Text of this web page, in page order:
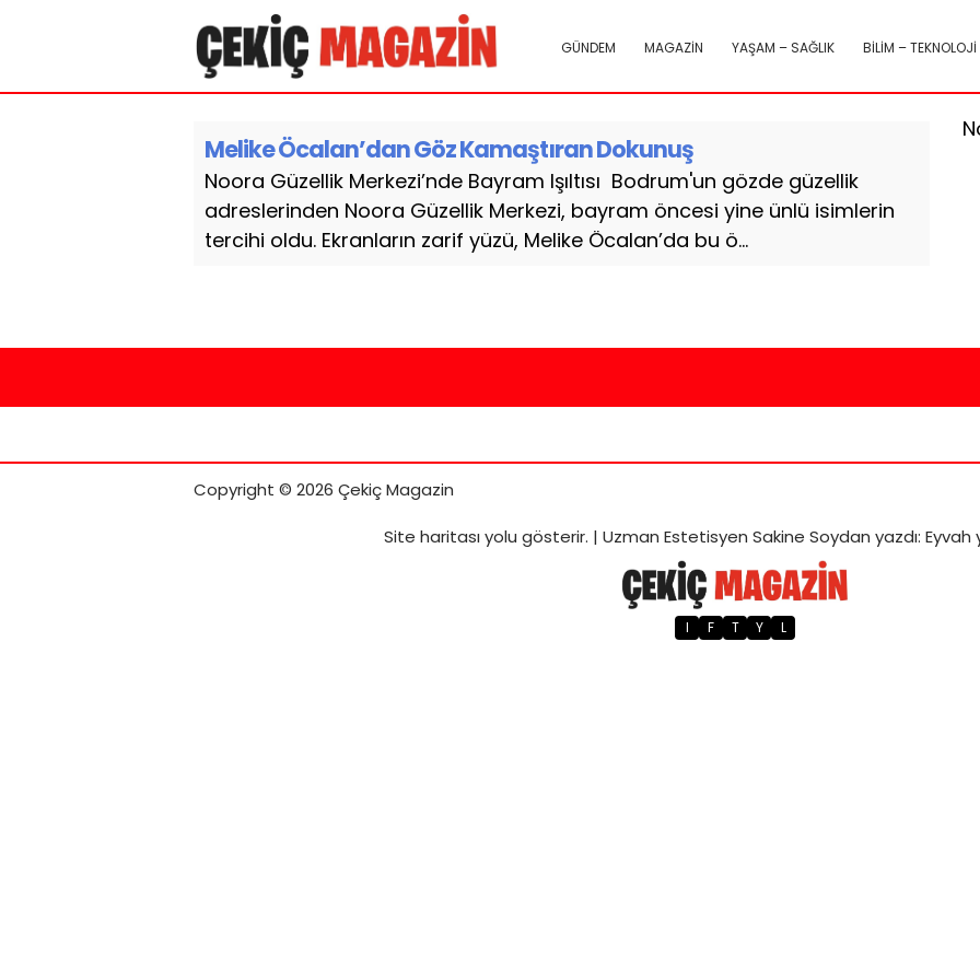
GÜNDEM MAGAZİN YAŞAM – SAĞLIK BİLİM – TEKNOLOJİ
Melike Öcalan’dan Göz Kamaştıran Dokunuş
Noora Güzellik Merkezi’nde Bayram Işıltısı Bodrum'un gözde güzellik
adreslerinden Noora Güzellik Merkezi, bayram öncesi yine ünlü isimlerin
tercihi oldu. Ekranların zarif yüzü, Melike Öcalan’da bu ö...
Copyright © 2026 Çekiç Magazin
Site haritasıyolu gösterir. | Uzman Estetisyen Sakine Soydan yazdı: Eyvah
I F T Y L